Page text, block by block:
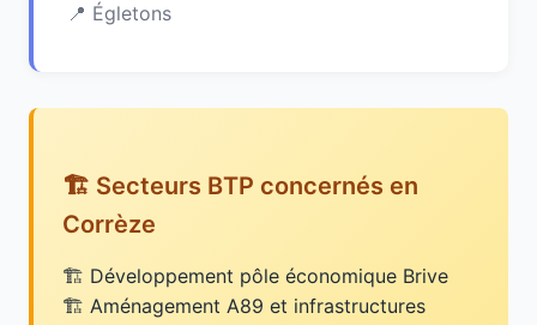
Égletons
🏗️ Secteurs BTP concernés en
Corrèze
Développement pôle économique Brive
Aménagement A89 et infrastructures